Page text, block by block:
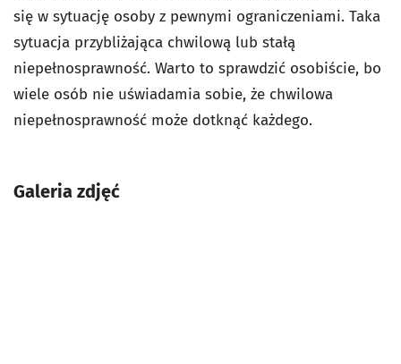
się w sytuację osoby z pewnymi ograniczeniami. Taka
sytuacja przybliżająca chwilową lub stałą
niepełnosprawność. Warto to sprawdzić osobiście, bo
wiele osób nie uświadamia sobie, że chwilowa
niepełnosprawność może dotknąć każdego.
Galeria zdjęć